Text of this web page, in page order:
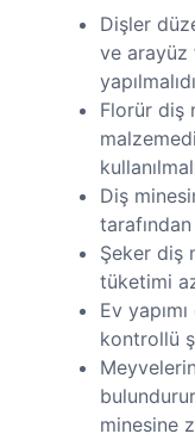
Dişler
ve arayüz
Florür diş
Diş
Şeker diş
tüketimi
Ev
kontrollü
minesine